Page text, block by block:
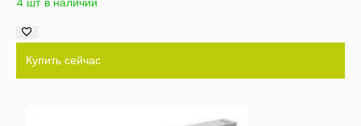
Купить сейчас